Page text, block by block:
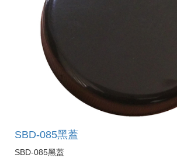
SBD-085黑蓋
SBD-085黑蓋